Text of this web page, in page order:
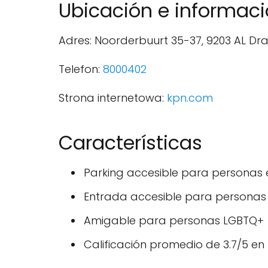
Ubicación e
Adres: Noorderbuurt 35-37, 9203 AL
Telefon: 8000402
Strona internetowa: kpn.com
Características
Parking accesible para personas
Entrada accesible para
Amigable para personas LGBTQ+
Calificación promedio de 3.7/5 en